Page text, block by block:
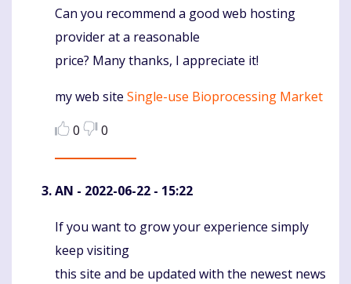
Can you recommend a good web hosting
provider at a reasonable
price? Many thanks, I appreciate it!
my web site Single-use Bioprocessing Market
0
0
AN - 2022-06-22 - 15:22
Komentaras
If you want to grow your experience simply
keep visiting
this site and be updated with the newest news